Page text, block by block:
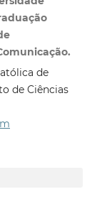
de
de Ciências